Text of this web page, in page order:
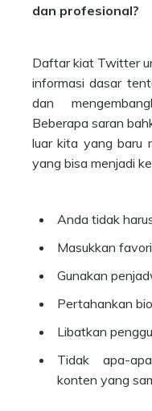
dan profesional?
Daftar kiat Twitter
informasi dasar
dan
Beberapa saran
luar kita yang baru
yang bisa menjadi
Anda tidak
Masukkan
Gunakan
Pertahankan
Libatkan
Tidak apa-
konten yang